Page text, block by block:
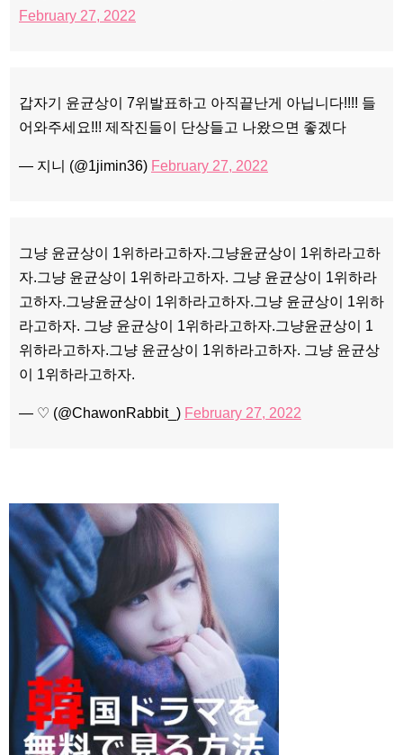
February 27, 2022
갑자기 윤균상이 7위발표하고 아직끝난게 아닙니다!!!! 들
어와주세요!!! 제작진들이 단상들고 나왔으면 좋겠다
— 지니 (@1jimin36) February 27, 2022
그냥 윤균상이 1위하라고하자.그냥윤균상이 1위하라고하
자.그냥 윤균상이 1위하라고하자. 그냥 윤균상이 1위하라
고하자.그냥윤균상이 1위하라고하자.그냥 윤균상이 1위하
라고하자. 그냥 윤균상이 1위하라고하자.그냥윤균상이 1
위하라고하자.그냥 윤균상이 1위하라고하자. 그냥 윤균상
이 1위하라고하자.
— ♡ (@ChawonRabbit_) February 27, 2022